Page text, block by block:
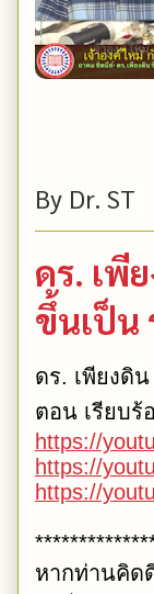
By Dr. ST
ดร. เพี
ขึ้นเป็น
ดร. เพียงดิ
ตอน เรียบร้
https://
https://
https://
หากท่านคิด